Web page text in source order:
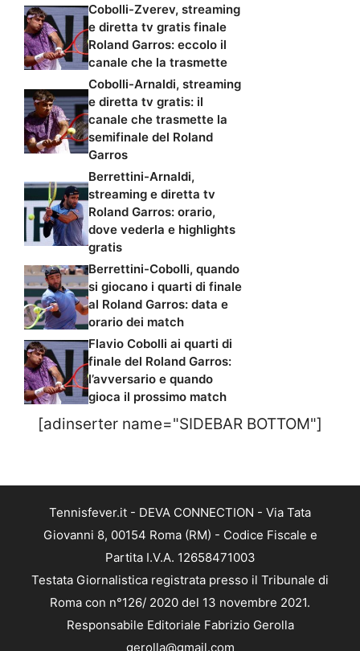
Cobolli-Zverev, streaming
e diretta tv gratis finale
Roland Garros: eccolo il
canale che la trasmette
Cobolli-Arnaldi, streaming
e diretta tv gratis: il
canale che trasmette la
semifinale del Roland
Garros
Berrettini-Arnaldi,
streaming e diretta tv
Roland Garros: orario,
dove vederla e highlights
gratis
Berrettini-Cobolli, quando
si giocano i quarti di finale
al Roland Garros: data e
orario dei match
Flavio Cobolli ai quarti di
finale del Roland Garros:
l’avversario e quando
gioca il prossimo match
[adinserter name="SIDEBAR BOTTOM"]
Tennisfever.it - DEVA CONNECTION - Via Tata
Giovanni 8, 00154 Roma (RM) - Codice Fiscale e
Partita I.V.A. 12658471003
Testata Giornalistica registrata presso il Tribunale di
Roma con n°126/ 2020 del 13 novembre 2021.
Responsabile Editoriale Fabrizio Gerolla
gerolla@gmail.com